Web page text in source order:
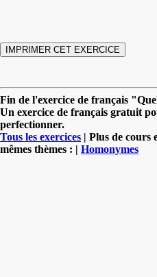
Fin de l'exercice de français
Un exercice de français gratuit
perfectionner.
Tous les exercices | Plus de cours
mêmes thèmes : | Homonymes